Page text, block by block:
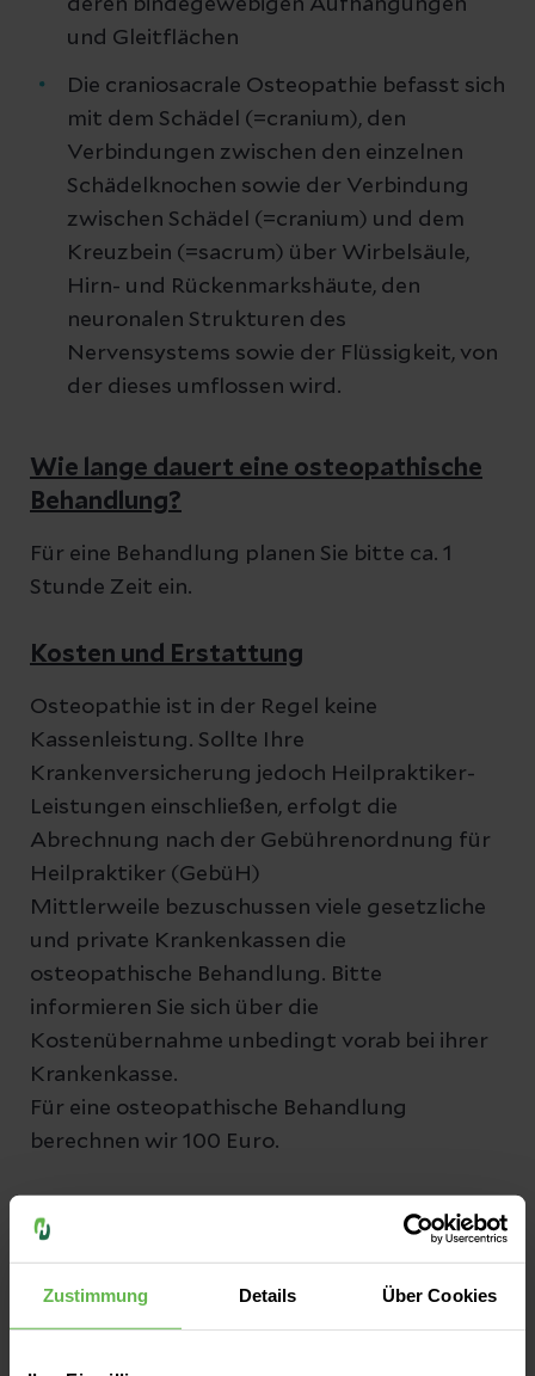
Zustimmung Details Über Cookies
deren bindegewebigen Aufhängungen
und Gleitflächen
Die craniosacrale Osteopathie befasst sich
mit dem Schädel (=cranium), den
Verbindungen zwischen den einzelnen
Schädelknochen sowie der Verbindung
zwischen Schädel (=cranium) und dem
Kreuzbein (=sacrum) über Wirbelsäule,
Hirn- und Rückenmarkshäute, den
neuronalen Strukturen des
Nervensystems sowie der Flüssigkeit, von
der dieses umflossen wird.
Wie lange dauert eine osteopathische
Behandlung?
Für eine Behandlung planen Sie bitte ca. 1
Stunde Zeit ein.
Kosten und Erstattung
Osteopathie ist in der Regel keine
Kassenleistung. Sollte Ihre
Krankenversicherung jedoch Heilpraktiker-
Leistungen einschließen, erfolgt die
Abrechnung nach der Gebührenordnung für
Heilpraktiker (GebüH)
Mittlerweile bezuschussen viele gesetzliche
und private Krankenkassen die
osteopathische Behandlung. Bitte
informieren Sie sich über die
Kostenübernahme unbedingt vorab bei ihrer
Krankenkasse.
Für eine osteopathische Behandlung
berechnen wir 100 Euro.
Die Abrechnung erfolgt auf Grundlage der
Privatkassen und Beihilfestellen übernehmen